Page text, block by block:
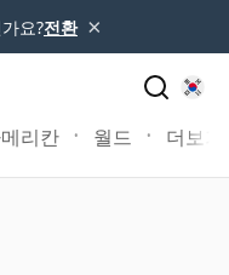
요?전환 ×
리칸 월드 더보기